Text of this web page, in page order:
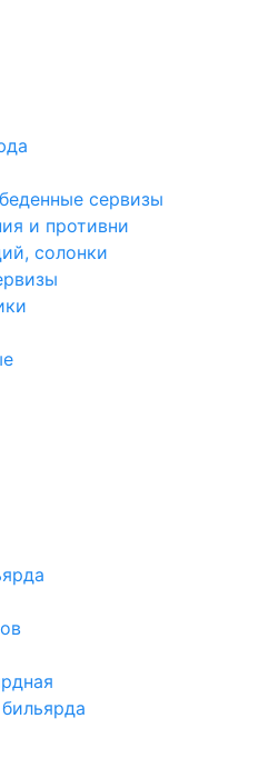
сервизы
и противни
солонки